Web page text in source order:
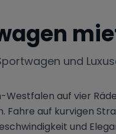
und
auf vier
Fahre auf kurvigen
und